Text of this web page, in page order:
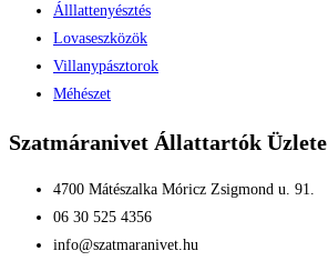
Álllattenyésztés
Lovaseszközök
Villanypásztorok
Méhészet
Szatmáranivet Állattartók Üzlete
4700 Mátészalka Móricz Zsigmond u. 91.
06 30 525 4356
info@szatmaranivet.hu